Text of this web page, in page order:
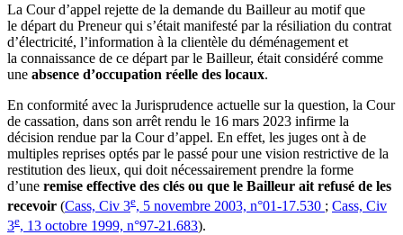
La Cour d’appel rejette de la demande du Bailleur au motif que
le départ du Preneur qui s’était manifesté par la résiliation du contrat
d’électricité, l’information à la clientèle du déménagement et
la connaissance de ce départ par le Bailleur, était considéré comme
une absence d’occupation réelle des locaux.
En conformité avec la Jurisprudence actuelle sur la question, la Cour
de cassation, dans son arrêt rendu le 16 mars 2023 infirme la
décision rendue par la Cour d’appel. En effet, les juges ont à de
multiples reprises optés par le passé pour une vision restrictive de la
restitution des lieux, qui doit nécessairement prendre la forme
d’une remise effective des clés ou que le Bailleur ait refusé de les
recevoir (Cass, Civ 3e, 5 novembre 2003, n°01-17.530 ; Cass, Civ
3e, 13 octobre 1999, n°97-21.683).